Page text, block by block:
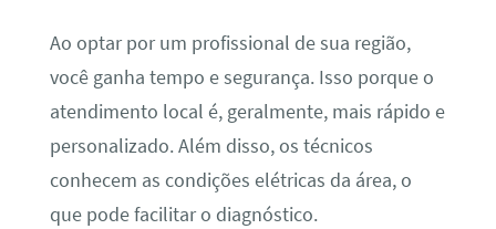
Ao optar por um profissional de sua região,
você ganha tempo e segurança. Isso porque o
atendimento local é, geralmente, mais rápido e
personalizado. Além disso, os técnicos
conhecem as condições elétricas da área, o
que pode facilitar o diagnóstico.